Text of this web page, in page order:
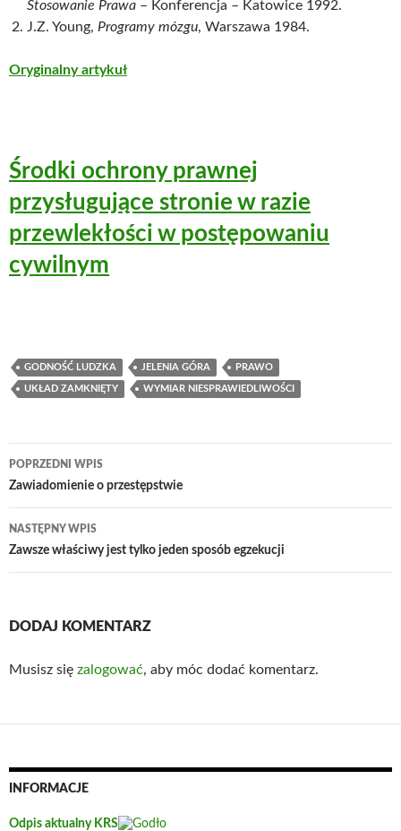
Stosowanie Prawa – Konferencja – Katowice 1992.
J.Z. Young, Programy mózgu, Warszawa 1984.
Oryginalny artykuł
Środki ochrony prawnej
przysługujące stronie w razie
przewlekłości w postępowaniu
cywilnym
GODNOŚĆ LUDZKA JELENIA GÓRA PRAWO
UKŁAD ZAMKNIĘTY WYMIAR NIESPRAWIEDLIWOŚCI
Nawigacja
wpisu
POPRZEDNI WPIS
Zawiadomienie o przestępstwie
NASTĘPNY WPIS
Zawsze właściwy jest tylko jeden sposób egzekucji
DODAJ KOMENTARZ
Musisz się zalogować, aby móc dodać komentarz.
INFORMACJE
Odpis aktualny KRS